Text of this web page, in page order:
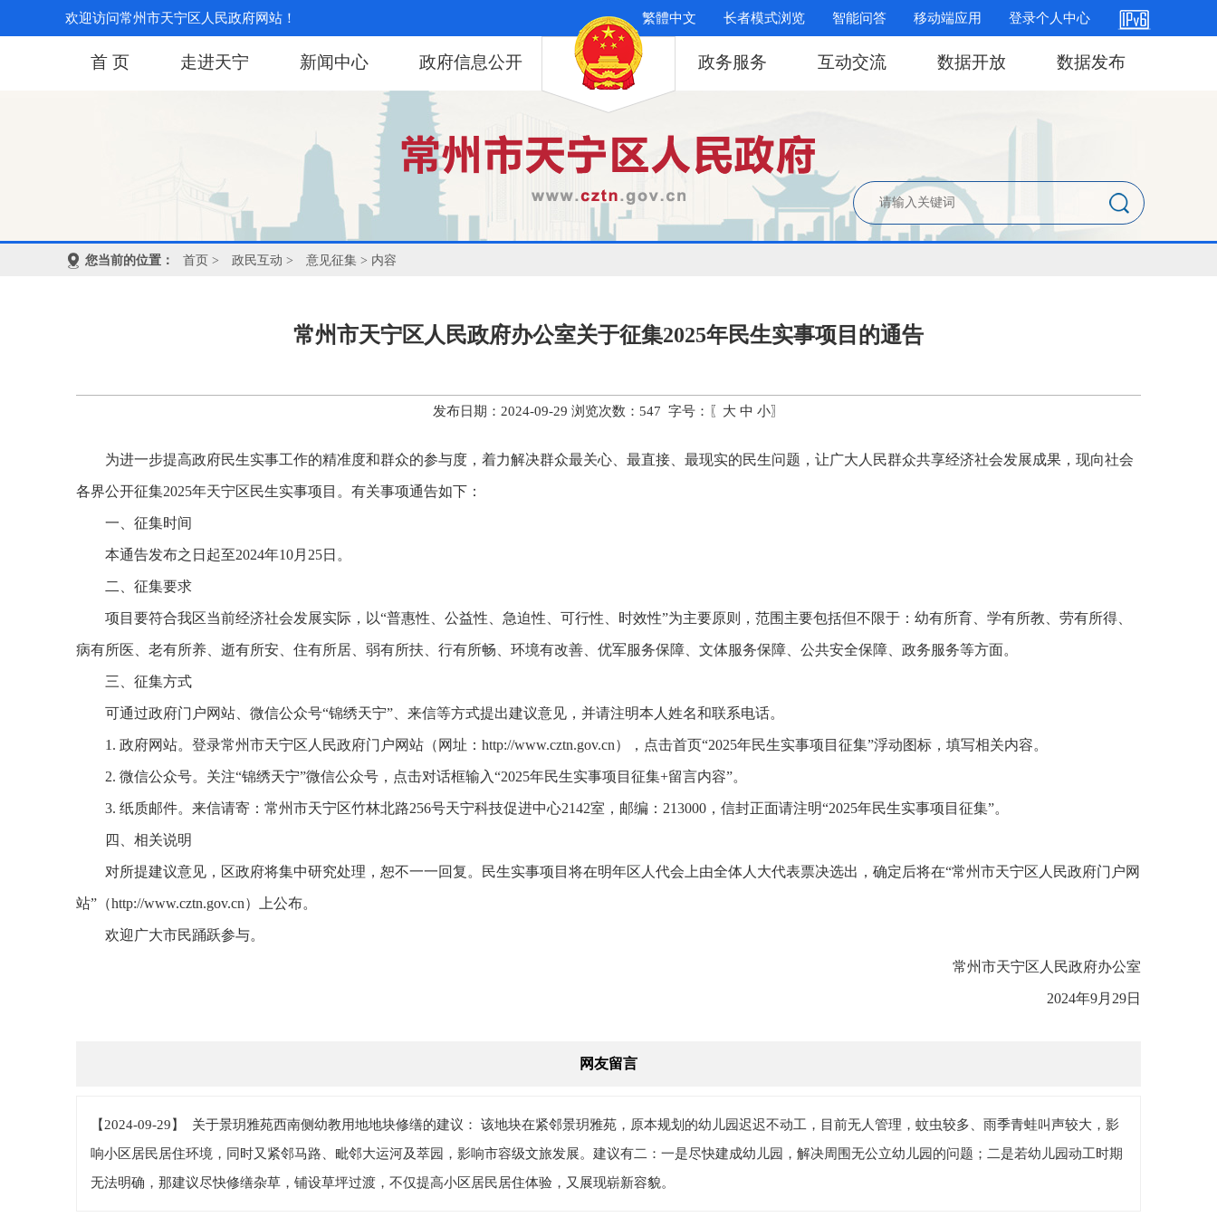
欢迎访问常州市天宁区人民政府网站！ 繁體中文 长者模式浏览 智能问答 移动端应用 登录个人中心
首 页 走进天宁 新闻中心 政府信息公开 政务服务 互动交流 数据开放 数据发布
您当前的位置： 首页 > 政民互动 > 意见征集 > 内容
常州市天宁区人民政府办公室关于征集2025年民生实事项目的通告
发布日期：2024-09-29 浏览次数： 547 字号：〖 大 中 小〗
为进一步提高政府民生实事工作的精准度和群众的参与度，着力解决群众最关心、最直接、最现实的民生问题，让广大人民群众共享经济社会发展成果，现向社会
各界公开征集2025年天宁区民生实事项目。有关事项通告如下：
一、征集时间
本通告发布之日起至2024年10月25日。
二、征集要求
项目要符合我区当前经济社会发展实际，以“普惠性、公益性、急迫性、可行性、时效性”为主要原则，范围主要包括但不限于：幼有所育、学有所教、劳有所得、
病有所医、老有所养、逝有所安、住有所居、弱有所扶、行有所畅、环境有改善、优军服务保障、文体服务保障、公共安全保障、政务服务等方面。
三、征集方式
可通过政府门户网站、微信公众号“锦绣天宁”、来信等方式提出建议意见，并请注明本人姓名和联系电话。
1. 政府网站。登录常州市天宁区人民政府门户网站（网址：http://www.cztn.gov.cn），点击首页“2025年民生实事项目征集”浮动图标，填写相关内容。
2. 微信公众号。关注“锦绣天宁”微信公众号，点击对话框输入“2025年民生实事项目征集+留言内容”。
3. 纸质邮件。来信请寄：常州市天宁区竹林北路256号天宁科技促进中心2142室，邮编：213000，信封正面请注明“2025年民生实事项目征集”。
四、相关说明
对所提建议意见，区政府将集中研究处理，恕不一一回复。民生实事项目将在明年区人代会上由全体人大代表票决选出，确定后将在“常州市天宁区人民政府门户网
站”（http://www.cztn.gov.cn）上公布。
欢迎广大市民踊跃参与。
常州市天宁区人民政府办公室
2024年9月29日
网友留言
【2024-09-29】 关于景玥雅苑西南侧幼教用地地块修缮的建议： 该地块在紧邻景玥雅苑，原本规划的幼儿园迟迟不动工，目前无人管理，蚊虫较多、雨季青蛙叫声较大，影
响小区居民居住环境，同时又紧邻马路、毗邻大运河及萃园，影响市容级文旅发展。建议有二：一是尽快建成幼儿园，解决周围无公立幼儿园的问题；二是若幼儿园动工时期
无法明确，那建议尽快修缮杂草，铺设草坪过渡，不仅提高小区居民居住体验，又展现崭新容貌。